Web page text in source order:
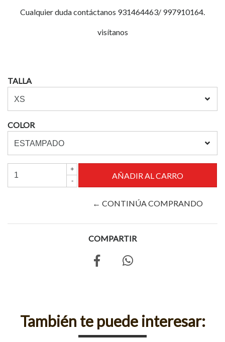
Cualquier duda contáctanos 931464463/ 997910164.
visítanos
TALLA
COLOR
+
-
← CONTINÚA COMPRANDO
COMPARTIR
También te puede interesar: